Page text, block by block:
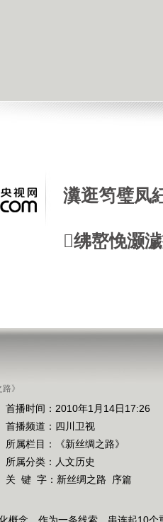
瀵逛笉璧凤
绋嶅悗灏
》
首播时间：2010年1月14日17:26
首播频道： 四川卫视
所属栏目：
《新丝绸之路》
所属分类：人文历史
关 键 字： 新丝绸之路 序篇